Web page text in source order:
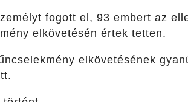
fogott el, 93 embert az
elkövetésén értek tetten.
elkövetésének